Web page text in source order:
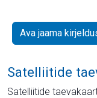
Ava jaama
Satelliitide
Satelliitide